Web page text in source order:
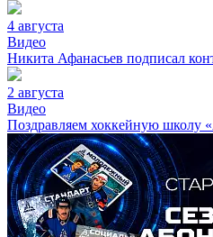
4 августа
Видео
Никита Афанасьев подписал
2 августа
Видео
Поздравляем хоккейную школу